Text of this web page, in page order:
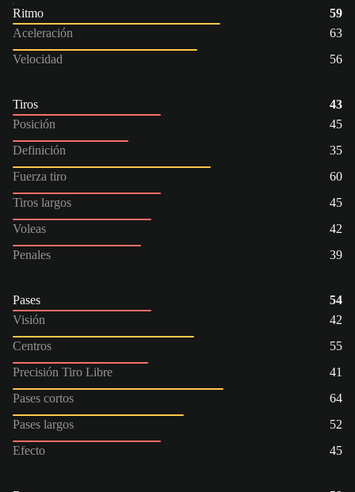
Ritmo
59
Aceleración
63
Velocidad
56
Tiros
43
Posición
45
Definición
35
Fuerza tiro
60
Tiros largos
45
Voleas
42
Penales
39
Pases
54
Visión
42
Centros
55
Precisión Tiro Libre
41
Pases cortos
64
Pases largos
52
Efecto
45